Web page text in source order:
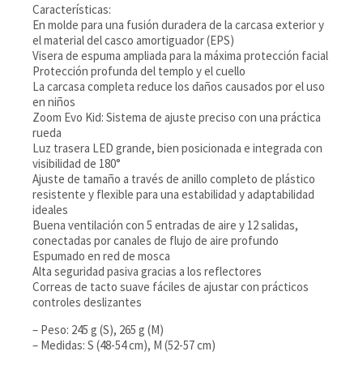
Características:
En molde para una fusión duradera de la carcasa exterior y
el material del casco amortiguador (EPS)
Visera de espuma ampliada para la máxima protección facial
Protección profunda del templo y el cuello
La carcasa completa reduce los daños causados por el uso
en niños
Zoom Evo Kid: Sistema de ajuste preciso con una práctica
rueda
Luz trasera LED grande, bien posicionada e integrada con
visibilidad de 180°
Ajuste de tamaño a través de anillo completo de plástico
resistente y flexible para una estabilidad y adaptabilidad
ideales
Buena ventilación con 5 entradas de aire y 12 salidas,
conectadas por canales de flujo de aire profundo
Espumado en red de mosca
Alta seguridad pasiva gracias a los reflectores
Correas de tacto suave fáciles de ajustar con prácticos
controles deslizantes
– Peso: 245 g (S), 265 g (M)
– Medidas: S (48-54 cm), M (52-57 cm)